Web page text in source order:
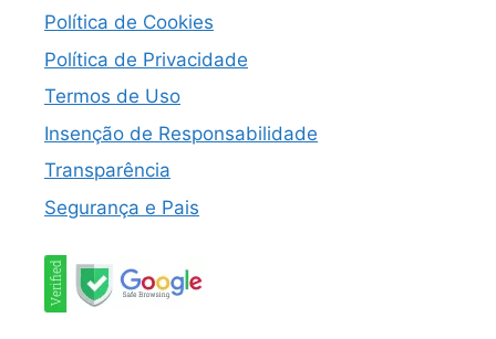
Política de Cookies
Política de Privacidade
Termos de Uso
Insenção de Responsabilidade
Transparência
Segurança e Pais